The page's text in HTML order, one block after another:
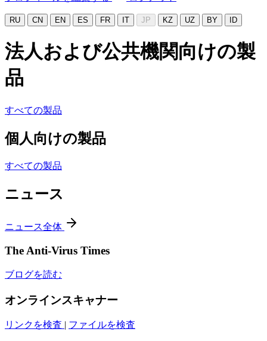
RU CN EN ES FR IT JP KZ UZ BY ID
法人および公共機関向けの製
品
すべての製品
個人向けの製品
すべての製品
ニュース
ニュース全体
The Anti-Virus Times
ブログを読む
オンラインスキャナー
リンクを検査 | ファイルを検査